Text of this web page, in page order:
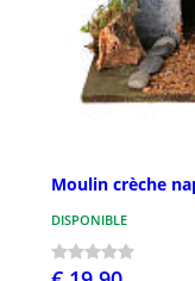
Moulin crèche
DISPONIBLE